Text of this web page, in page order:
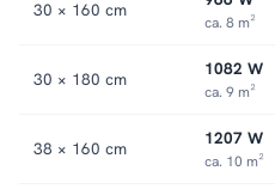
30 × 160 cm
ca. 8 m²
30 × 180 cm 1082 W
ca. 9 m²
38 × 160 cm 1207 W
ca. 10 m²